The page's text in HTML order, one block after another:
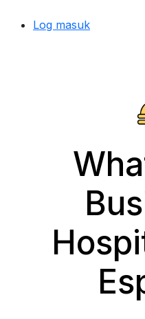
Log masuk